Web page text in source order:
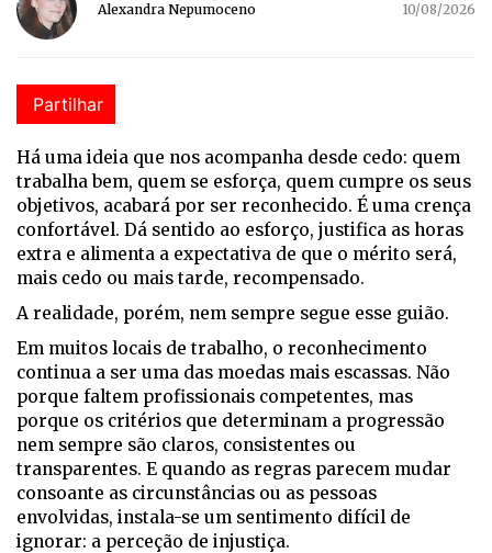
Alexandra Nepumoceno 10/08/2026
Partilhar
Há uma ideia que nos acompanha desde cedo: quem
trabalha bem, quem se esforça, quem cumpre os seus
objetivos, acabará por ser reconhecido. É uma crença
confortável. Dá sentido ao esforço, justifica as horas
extra e alimenta a expectativa de que o mérito será,
mais cedo ou mais tarde, recompensado.
A realidade, porém, nem sempre segue esse guião.
Em muitos locais de trabalho, o reconhecimento
continua a ser uma das moedas mais escassas. Não
porque faltem profissionais competentes, mas
porque os critérios que determinam a progressão
nem sempre são claros, consistentes ou
transparentes. E quando as regras parecem mudar
consoante as circunstâncias ou as pessoas
envolvidas, instala-se um sentimento difícil de
ignorar: a perceção de injustiça.